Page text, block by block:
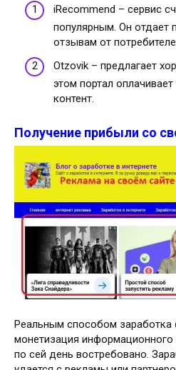
iRecommend – сервис
популярным. Он отдает
отзывам от
Otzovik – предлагает
этом портал
контент.
Получение прибыли со
Реальным способом заработка
монетизация информационного
по сей день востребовано.